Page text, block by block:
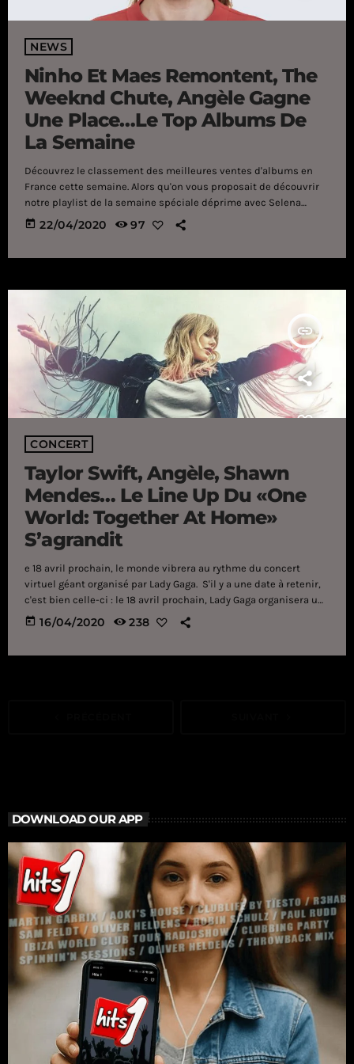
NEWS
Ninho Et Maes Remontent, The
Weeknd Chute, Angèle Gagne
Une Place…Le Top Albums De
La Semaine
Découvrez le classement des meilleures ventes d'albums en
France cette semaine. Alors qu'on vous proposait de découvrir
notre playlist de la semaine spéciale déprime avec Selena
Gomez, PNL, Billie Eilish, Booba et plein d'autres artistes encore,
c'est désormais l'heure de vous parlez du top albums de la
today 22/04/2020 97
insert_link
CONCERT
Taylor Swift, Angèle, Shawn
Mendes… Le Line Up Du «One
World: Together At Home»
S’agrandit
e 18 avril prochain, le monde vibrera au rythme du concert
virtuel géant organisé par Lady Gaga. S'il y a une date à retenir,
c'est bien celle-ci : le 18 avril prochain, Lady Gaga organisera un
concert dantesque (entièrement virtuel) afin de lutter contre le
coronavirus. Lors de l'annonce de l'évènement, de nombreux
today 16/04/2020 238
DOWNLOAD OUR APP